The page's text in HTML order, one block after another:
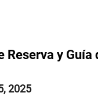
Reserva y
2025